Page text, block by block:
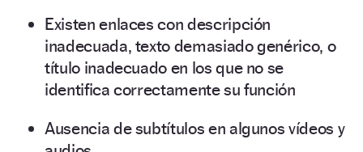
Existen enlaces con descripción
inadecuada, texto demasiado genérico, o
título inadecuado en los que no se
identifica correctamente su función
Ausencia de subtítulos en algunos vídeos y